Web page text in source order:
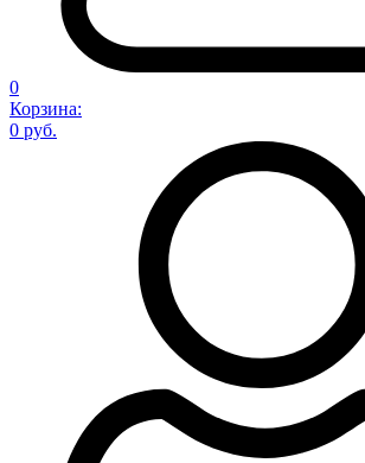
0
Корзина:
0 руб.